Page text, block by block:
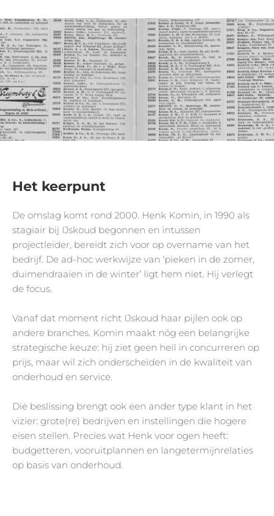
Het keerpunt
De omslag komt rond 2000. Henk Komin, in 1990 als
stagiair bij IJskoud begonnen en intussen
projectleider, bereidt zich voor op overname van het
bedrijf. De ad-hoc werkwijze van ‘pieken in de zomer,
duimendraaien in de winter’ ligt hem niet. Hij verlegt
de focus.
Vanaf dat moment richt IJskoud haar pijlen ook op
andere branches. Komin maakt nóg een belangrijke
strategische keuze: hij ziet geen heil in concurreren op
prijs, maar wil zich onderscheiden in de kwaliteit van
onderhoud en service.
Die beslissing brengt ook een ander type klant in het
vizier: grote(re) bedrijven en instellingen die hogere
eisen stellen. Precies wat Henk voor ogen heeft:
budgetteren, vooruitplannen en langetermijnrelaties
op basis van onderhoud.